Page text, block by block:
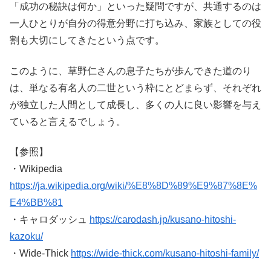
「成功の秘訣は何か」といった疑問ですが、共通するのは
一人ひとりが自分の得意分野に打ち込み、家族としての役
割も大切にしてきたという点です。
このように、草野仁さんの息子たちが歩んできた道のり
は、単なる有名人の二世という枠にとどまらず、それぞれ
が独立した人間として成長し、多くの人に良い影響を与え
ていると言えるでしょう。
【参照】
・Wikipedia
https://ja.wikipedia.org/wiki/%E8%8D%89%E9%87%8E%
E4%BB%81
・キャロダッシュ
https://carodash.jp/kusano-hitoshi-
kazoku/
・Wide-Thick https://wide-thick.com/kusano-hitoshi-family/